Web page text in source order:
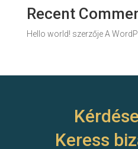
Recent
Hello world! szerzőjeA
Keress